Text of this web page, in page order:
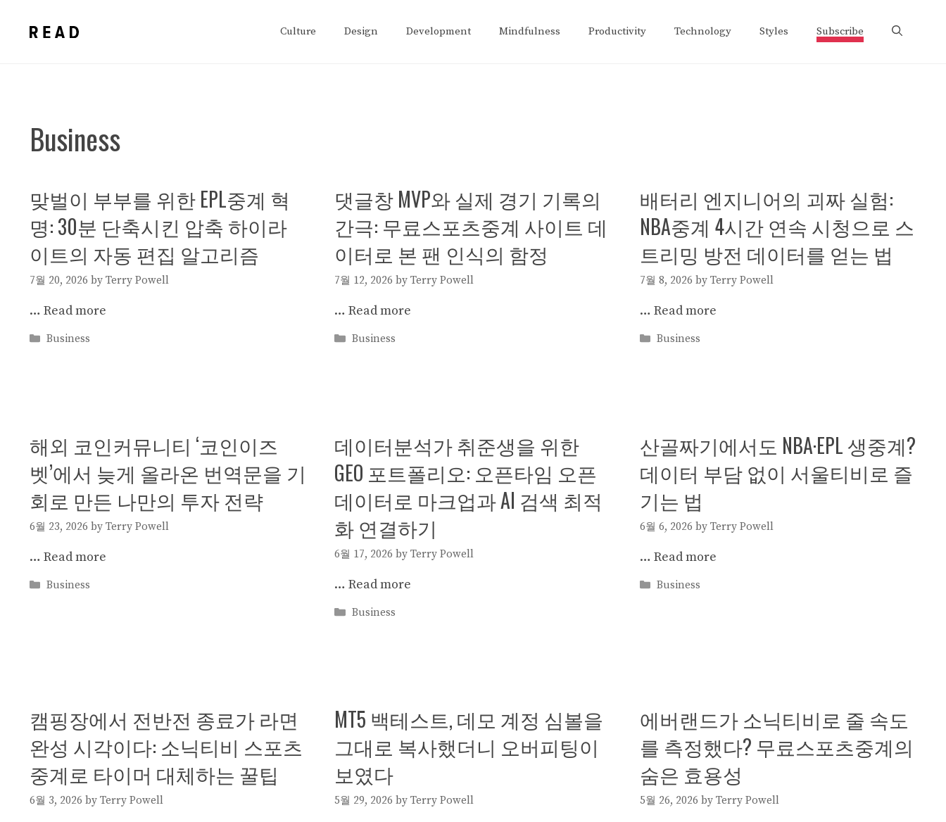
Culture Design Development Mindfulness Productivity Technology Styles Subscribe
Business
맞벌이 부부를 위한 EPL중계 혁
명: 30분 단축시킨 압축 하이라
이트의 자동 편집 알고리즘
7월 20, 2026 by Terry Powell
… Read more
Categories
Business
댓글창 MVP와 실제 경기 기록의
간극: 무료스포츠중계 사이트 데
이터로 본 팬 인식의 함정
7월 12, 2026 byTerry Powell
…Read more
Categories
Business
배터리 엔지니어의 괴짜 실험:
NBA중계 4시간 연속 시청으로 스
트리밍 방전 데이터를 얻는 법
7월 8, 2026 by Terry Powell
… Read more
Categories
Business
해외 코인커뮤니티 ‘코인이즈
벳’에서 늦게 올라온 번역문을 기
회로 만든 나만의 투자 전략
6월 23, 2026 by Terry Powell
… Read more
Categories
Business
데이터분석가 취준생을 위한
GEO 포트폴리오: 오픈타임 오픈
데이터로 마크업과 AI 검색 최적
화 연결하기
6월 17, 2026 byTerry Powell
…Read more
Categories
Business
산골짜기에서도 NBA·EPL 생중계?
데이터 부담 없이 서울티비로 즐
기는 법
6월 6, 2026 by Terry Powell
… Read more
Categories
Business
캠핑장에서 전반전 종료가 라면
완성 시각이다: 소닉티비 스포츠
중계로 타이머 대체하는 꿀팁
6월 3, 2026 by Terry Powell
MT5 백테스트, 데모 계정 심볼을
그대로 복사했더니 오버피팅이
보였다
5월 29, 2026 byTerry Powell
에버랜드가 소닉티비로 줄 속도
를 측정했다? 무료스포츠중계의
숨은 효용성
5월 26, 2026 by Terry Powell